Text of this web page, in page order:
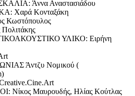
Άννα Αναστασιάδου
Χαρά Κονταξάκη
Κωστόπουλος
ΥΛΙΚΟ: Ειρήνη
Άντζυ Νομικού (
Μαυρουδής, Ηλίας Κούτλας